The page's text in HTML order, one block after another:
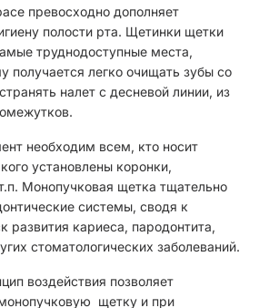
превосходно дополняет
полости рта. Щетинки щетки
труднодоступные места,
получается легко очищать зубы со
налет с десневой линии, из
необходим всем, кто носит
установлены коронки,
Монопучковая щетка тщательно
системы, сводя к
развития кариеса, пародонтита,
стоматологических заболеваний.
воздействия позволяет
щетку и при